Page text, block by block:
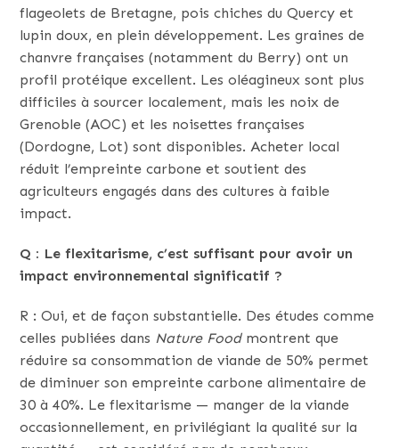
flageolets de Bretagne, pois chiches du Quercy et
lupin doux, en plein développement. Les graines de
chanvre françaises (notamment du Berry) ont un
profil protéique excellent. Les oléagineux sont plus
difficiles à sourcer localement, mais les noix de
Grenoble (AOC) et les noisettes françaises
(Dordogne, Lot) sont disponibles. Acheter local
réduit l’empreinte carbone et soutient des
agriculteurs engagés dans des cultures à faible
impact.
Q : Le flexitarisme, c’est suffisant pour avoir un
impact environnemental significatif ?
R : Oui, et de façon substantielle. Des études comme
celles publiées dans Nature Foodmontrent que
réduire sa consommation de viande de 50% permet
de diminuer son empreinte carbone alimentaire de
30 à 40%. Le flexitarisme — manger de la viande
occasionnellement, en privilégiant la qualité sur la